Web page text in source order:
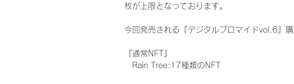
枚が上限となっております。
今回発売される『デジタルブロマイドvol.6』
『通常NFT』
Rain Tree:17種類のNFT